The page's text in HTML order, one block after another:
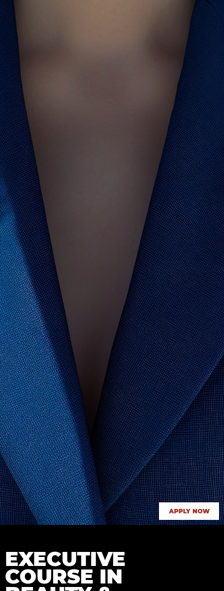
APPLY NOW
EXECUTIVE
COURSE IN